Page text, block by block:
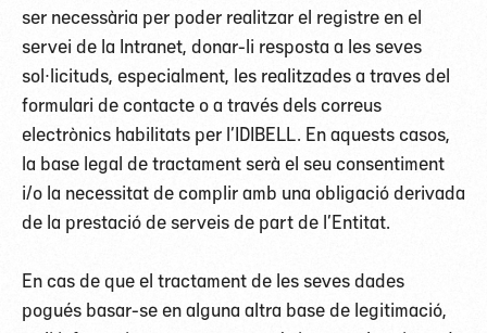
ser necessària per poder realitzar el registre en el
servei de la Intranet, donar-li resposta a les seves
sol·licituds, especialment, les realitzades a traves del
formulari de contacte o a través dels correus
electrònics habilitats per l’IDIBELL. En aquests casos,
la base legal de tractament serà el seu consentiment
i/o la necessitat de complir amb una obligació derivada
de la prestació de serveis de part de l’Entitat.
En cas de que el tractament de les seves dades
pogués basar-se en alguna altra base de legitimació,